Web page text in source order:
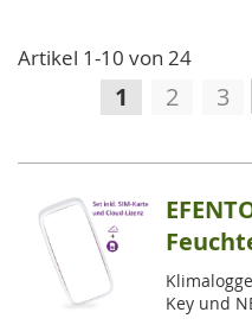
Artikel 1-10 von 24
Seite
Sie
gerade
die
Seite
1 Seite
2 3
Key und